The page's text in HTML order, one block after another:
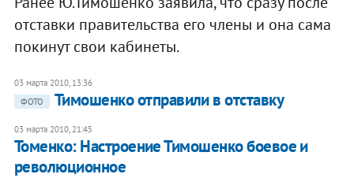
отставки правительства его члены и она сама
покинут свои кабинеты.
03 марта 2010, 13:36
ФОТО
Тимошенко отправили в отставку
03 марта 2010, 21:45
Томенко: Настроение Тимошенко боевое и
революционное